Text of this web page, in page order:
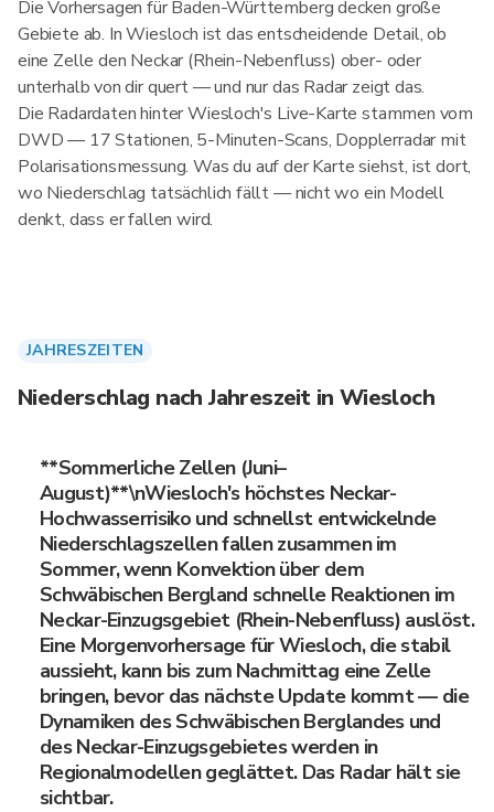
Die Vorhersagen für Baden-Württemberg decken große
Gebiete ab. In Wiesloch ist das entscheidende Detail, ob
eine Zelle den Neckar (Rhein-Nebenfluss) ober- oder
unterhalb von dir quert — und nur das Radar zeigt das.
Die Radardaten hinter Wiesloch's Live-Karte stammen vom
DWD — 17 Stationen, 5-Minuten-Scans, Dopplerradar mit
Polarisationsmessung. Was du auf der Karte siehst, ist dort,
wo Niederschlag tatsächlich fällt — nicht wo ein Modell
denkt, dass er fallen wird.
JAHRESZEITEN
Niederschlag nach Jahreszeit in Wiesloch
**Sommerliche Zellen (Juni–
August)**\nWiesloch's höchstes Neckar-
Hochwasserrisiko und schnellst entwickelnde
Niederschlagszellen fallen zusammen im
Sommer, wenn Konvektion über dem
Schwäbischen Bergland schnelle Reaktionen im
Neckar-Einzugsgebiet (Rhein-Nebenfluss) auslöst.
Eine Morgenvorhersage für Wiesloch, die stabil
aussieht, kann bis zum Nachmittag eine Zelle
bringen, bevor das nächste Update kommt — die
Dynamiken des Schwäbischen Berglandes und
des Neckar-Einzugsgebietes werden in
Regionalmodellen geglättet. Das Radar hält sie
sichtbar.